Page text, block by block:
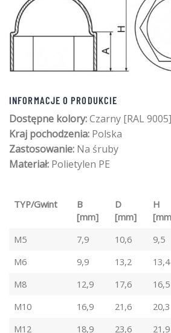
INFORMACJE O PRODUKCIE
Dostępne kolory:Czarny [RAL
Kraj pochodzenia: Polska
Zastosowanie: Na śruby
Materiał: Polietylen PE
TYP/Gwint
B
[mm]
D
[mm]
H
M5 7,9 10,6 9,5
M6
9,9 13,2 13,4
M8
12,9 17,6 16,5
M10
16,9 21,6 20,3
M12
18,9 23,6 21,9